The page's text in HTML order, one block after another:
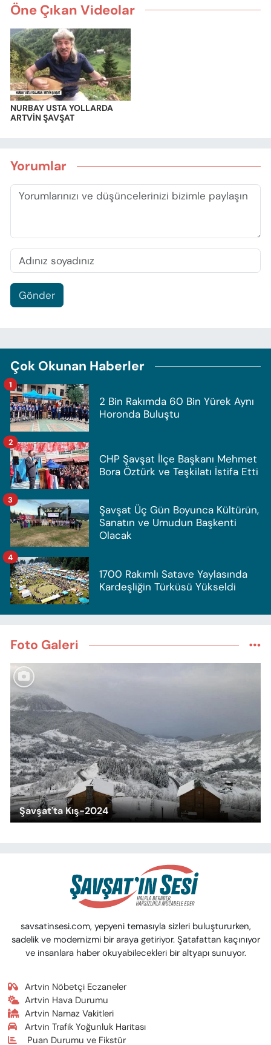
Öne Çıkan Videolar
NURBAY USTA YOLLARDA
ARTVİN ŞAVŞAT
Yorumlar
Gönder
Çok Okunan Haberler
2 Bin Rakımda 60 Bin Yürek Aynı
Horonda Buluştu
1
CHP Şavşat İlçe Başkanı Mehmet
Bora Öztürk ve Teşkilatı İstifa Etti
2
Şavşat Üç Gün Boyunca Kültürün,
Sanatın ve Umudun Başkenti
Olacak
3
1700 Rakımlı Satave Yaylasında
Kardeşliğin Türküsü Yükseldi
4
Foto Galeri
Şavşat'ta Kış-2024
savsatinsesi.com, yepyeni temasıyla sizleri buluştururken,
sadelik ve modernizmi bir araya getiriyor. Şatafattan kaçınıyor
ve insanlara haber okuyabilecekleri bir altyapı sunuyor.
Artvin Nöbetçi Eczaneler
Artvin Hava Durumu
Artvin Namaz Vakitleri
Artvin Trafik Yoğunluk Haritası
Puan Durumu ve Fikstür